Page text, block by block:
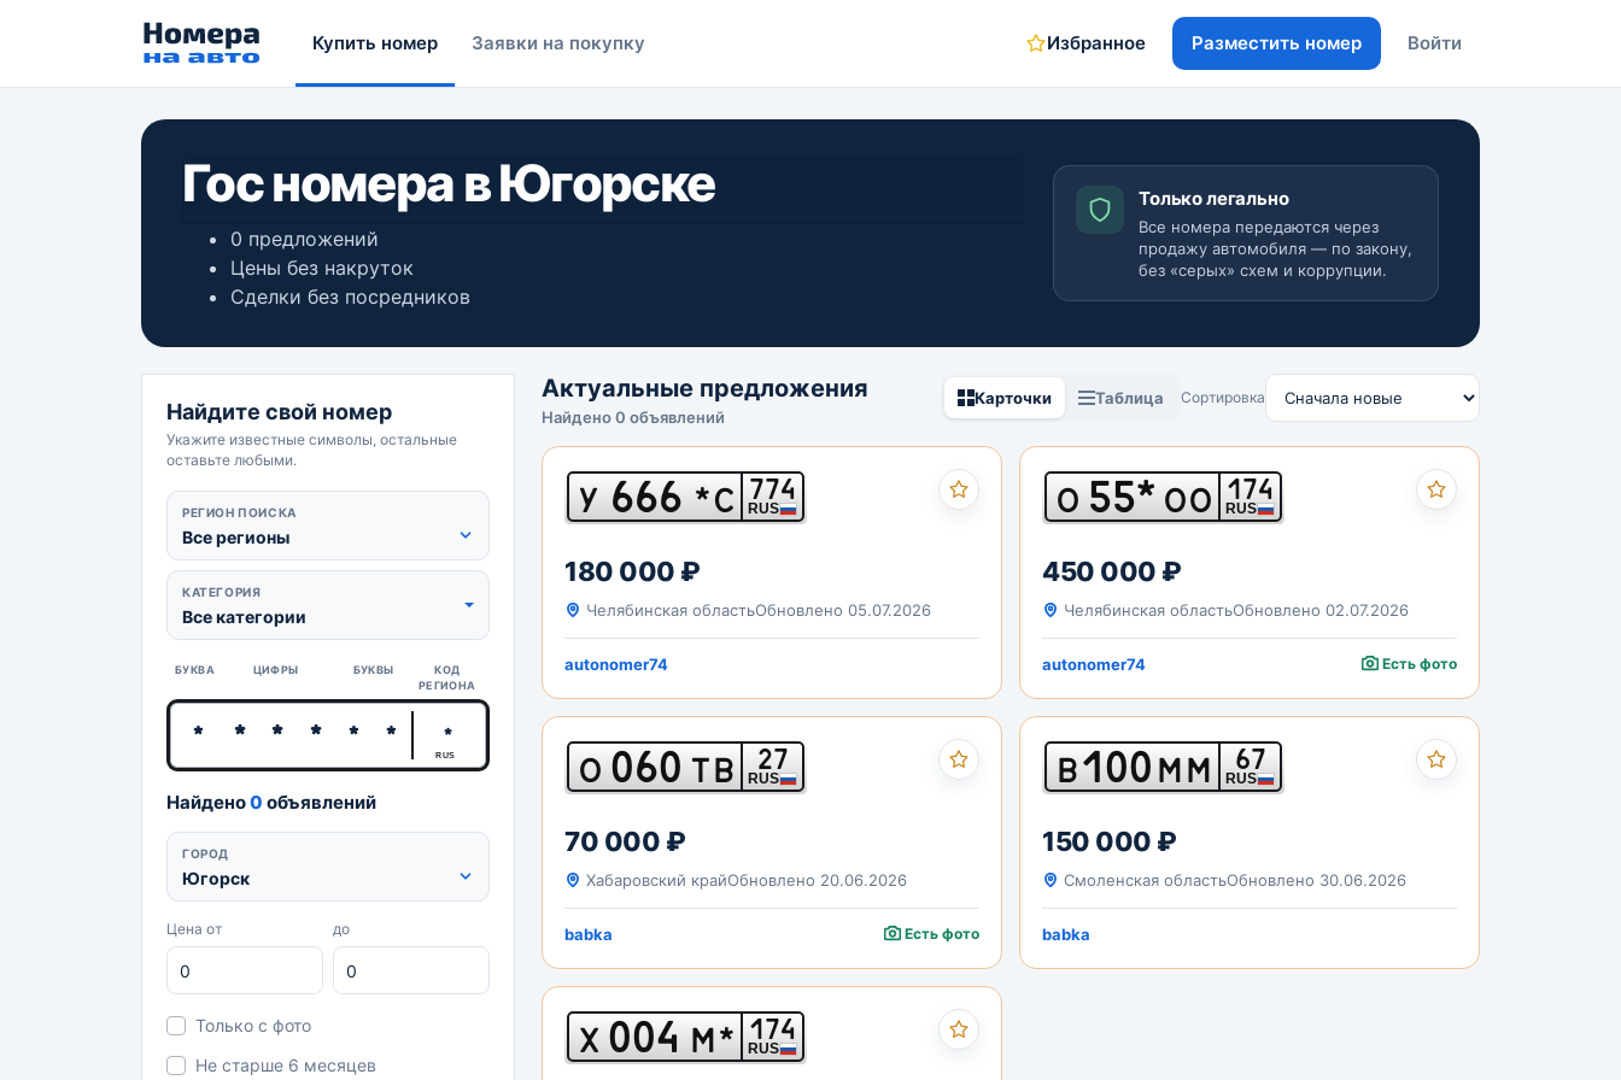
Купить номер Заявки на покупку Избранное Разместить номер Войти
Гос номера в Югорске
0 предложений
Цены без накруток
Сделки без посредников
Только легально
Все номера передаются через
продажу автомобиля — по закону,
без «серых» схем и коррупции.
Найдите свой номер
Укажите известные символы, остальные
оставьте любыми.
РЕГИОН ПОИСКА
Все регионы
КАТЕГОРИЯ
Все категории
БУКВА ЦИФРЫ БУКВЫ
КОД
РЕГИОНА
RUS
Найдено0 объявлений
ГОРОД
Югорск
Цена от до
Только с фото
Не старше 6 месяцев
Актуальные предложения
Найдено 0 объявлений
Карточки Таблица Сортировка
У 666 *С 774
RUS
180 000 ₽
Челябинская областьОбновлено 05.07.2026
autonomer74
О 55* ОО 174
RUS
450 000 ₽
Челябинская областьОбновлено 02.07.2026
autonomer74 Есть фото
О 060 ТВ 27
RUS
70 000 ₽
Хабаровский крайОбновлено 20.06.2026
babka Есть фото
В100ММ 67
RUS
150 000 ₽
Смоленская областьОбновлено 30.06.2026
babka
Х 004 М* 174
RUS